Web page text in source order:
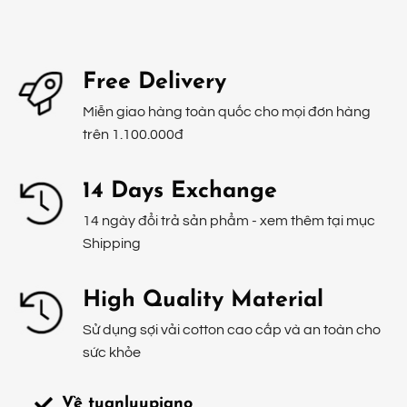
Free Delivery
Miễn giao hàng toàn quốc cho mọi đơn hàng
trên 1.100.000đ
14 Days Exchange
14 ngày đổi trả sản phẩm - xem thêm tại mục
Shipping
High Quality Material
Sử dụng sợi vải cotton cao cấp và an toàn cho
sức khỏe